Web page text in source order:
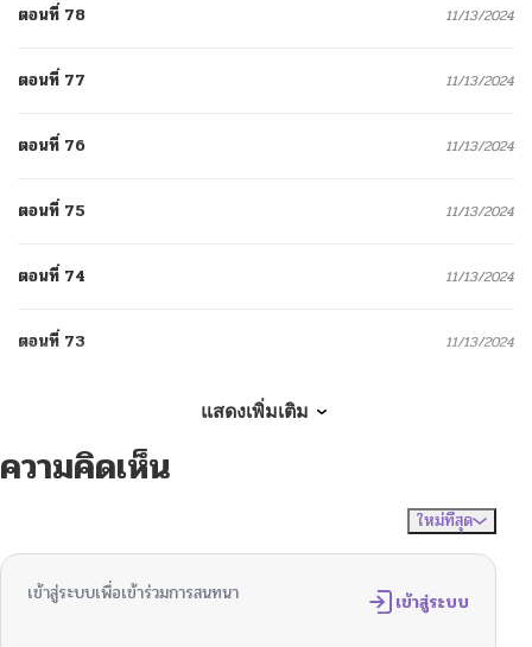
ตอนที่ 78 11/13/2024
ตอนที่ 77 11/13/2024
ตอนที่ 76 11/13/2024
ตอนที่ 75 11/13/2024
ตอนที่ 74 11/13/2024
ตอนที่ 73 11/13/2024
ตอนที่ 71
11/13/2024
ตอนที่ 69 11/15/2024
แสดงเพิ่มเติม
ความคิดเห็น
ใหม่ที่สุด
เข้าสู่ระบบเพื่อเข้าร่วมการสนทนา เข้าสู่ระบบ